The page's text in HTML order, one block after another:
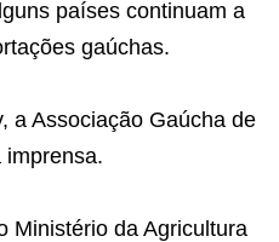
países continuam a
gaúchas.
a Associação Gaúcha de
imprensa.
Ministério da Agricultura